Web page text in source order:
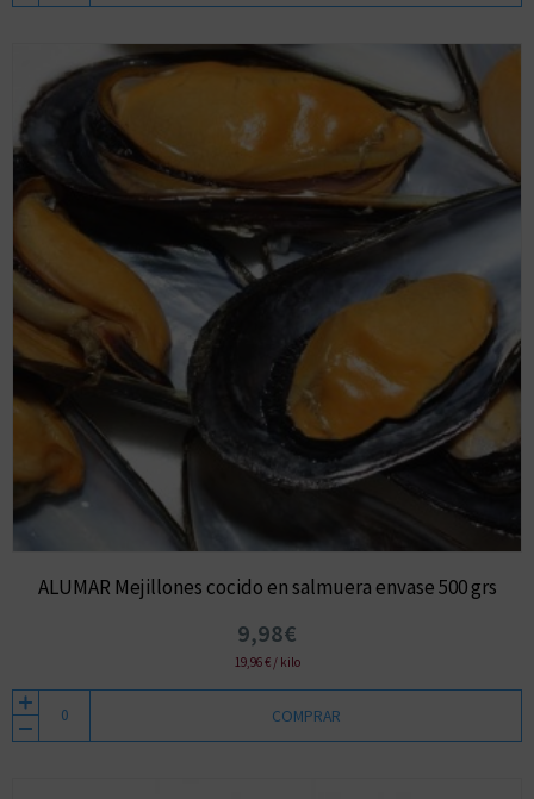
ALUMAR Mejillones cocido en salmuera envase 500 grs
9,98€
19,96 € / kilo
COMPRAR